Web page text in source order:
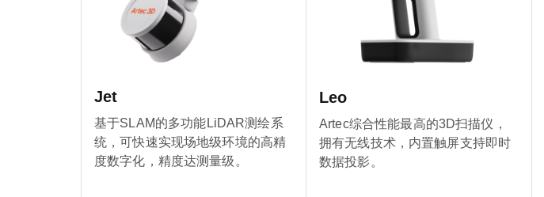
Jet
基于SLAM的多功能LiDAR测绘系
统，可快速实现场地级环境的高精
度数字化，精度达测量级。
Leo
Artec综合性能最高的3D扫描仪，
拥有无线技术，内置触屏支持即时
数据投影。